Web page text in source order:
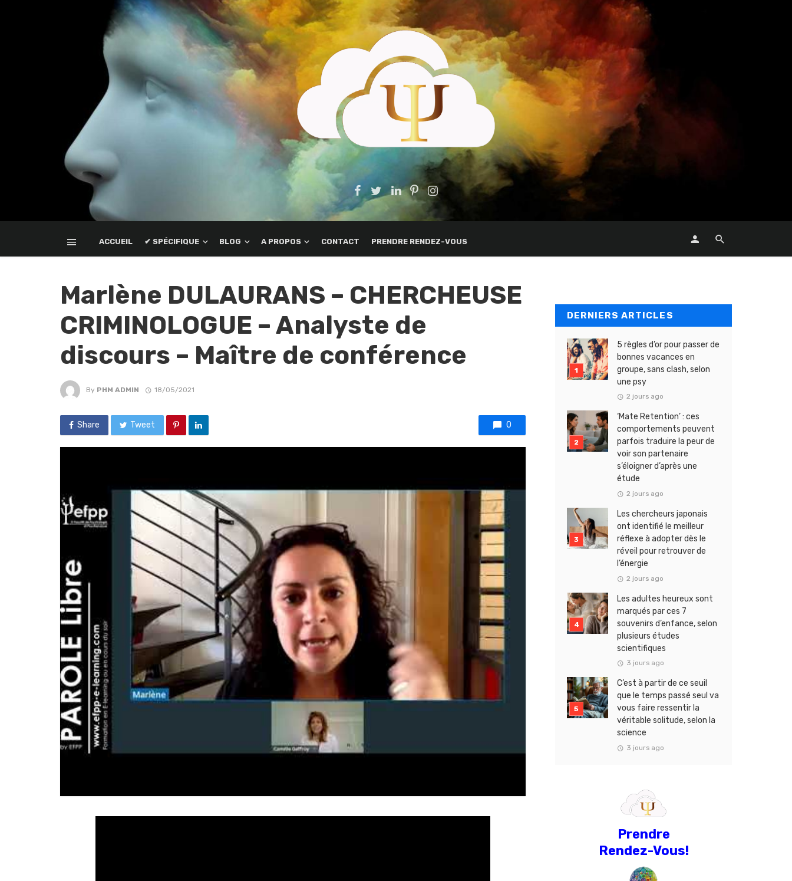
ACCUEIL ✔ SPÉCIFIQUE BLOG A PROPOS CONTACT PRENDRE RENDEZ-VOUS
Marlène DULAURANS – CHERCHEUSE
CRIMINOLOGUE – Analyste de
discours – Maître de conférence
By PHM ADMIN 18/05/2021
Share Tweet 0
DERNIERS ARTICLES
5 règles d’or pour passer de
bonnes vacances en
groupe, sans clash, selon
une psy
2 jours ago
‘Mate Retention’ : ces
comportements peuvent
parfois traduire la peur de
voir son partenaire
s’éloigner d’après une
étude
2 jours ago
Les chercheurs japonais
ont identifié le meilleur
réflexe à adopter dès le
réveil pour retrouver de
l’énergie
2 jours ago
Les adultes heureux sont
marqués par ces 7
souvenirs d’enfance, selon
plusieurs études
scientifiques
3 jours ago
C’est à partir de ce seuil
que le temps passé seul va
vous faire ressentir la
véritable solitude, selon la
science
3 jours ago
Prendre
Rendez-Vous!